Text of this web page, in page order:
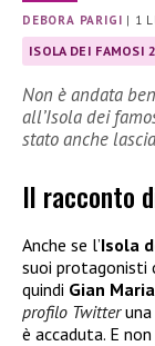
DEBORA PARIGI | 1
ISOLA DEI FAMOSI
Non è andata
all’Isola dei
stato anche
Il racconto
Anche se l’Isola
suoi protagonisti
quindi Gian
profilo Twitteruna
è accaduta. E